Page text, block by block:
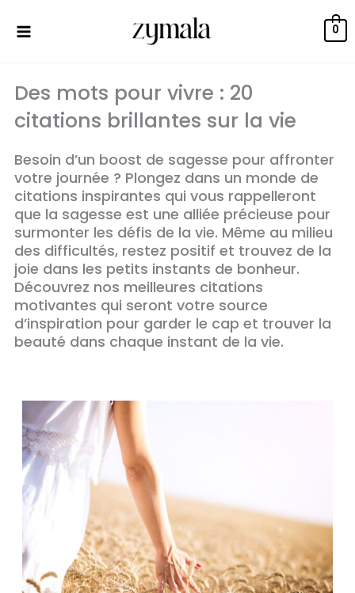
0
Des mots pour vivre : 20
citations brillantes sur la vie
Besoin d’un boost de sagesse pour affronter
votre journée ? Plongez dans un monde de
citations inspirantes qui vous rappelleront
que la sagesse est une alliée précieuse pour
surmonter les défis de la vie. Même au milieu
des difficultés, restez positif et trouvez de la
joie dans les petits instants de bonheur.
Découvrez nos meilleures citations
motivantes qui seront votre source
d’inspiration pour garder le cap et trouver la
beauté dans chaque instant de la vie.